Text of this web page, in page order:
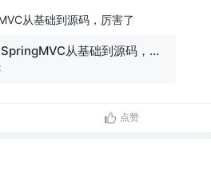
从基础到源码，厉害了
大佬详解：SpringMVC从基础到源码，厉害了
点赞